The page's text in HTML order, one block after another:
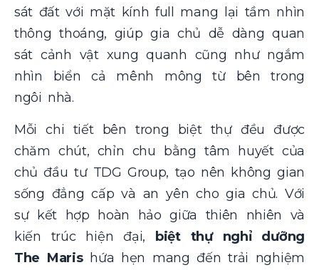
sát đất với mặt kính full mang lại tầm nhìn
thông thoáng, giúp gia chủ dễ dàng quan
sát cảnh vật xung quanh cũng như ngắm
nhìn biển cả mênh mông từ bên trong
ngôi nhà.
Mỗi chi tiết bên trong biệt thự đều được
chăm chút, chỉn chu bằng tâm huyết của
chủ đầu tư TDG Group, tạo nên không gian
sống đẳng cấp và an yên cho gia chủ. Với
sự kết hợp hoàn hảo giữa thiên nhiên và
kiến trúc hiện đại,
biệt thự nghỉ dưỡng
The Marishứa hẹn mang đến trải nghiệm